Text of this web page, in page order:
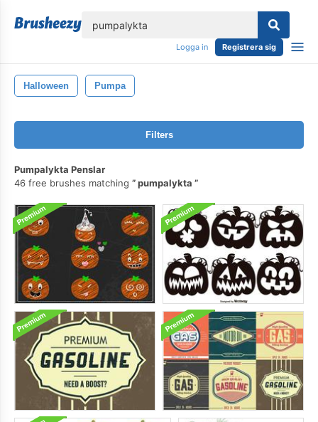
Logga in Registrera sig
Halloween Pumpa
Filters
Pumpalykta Penslar
46 free brushes matching
pumpalykta